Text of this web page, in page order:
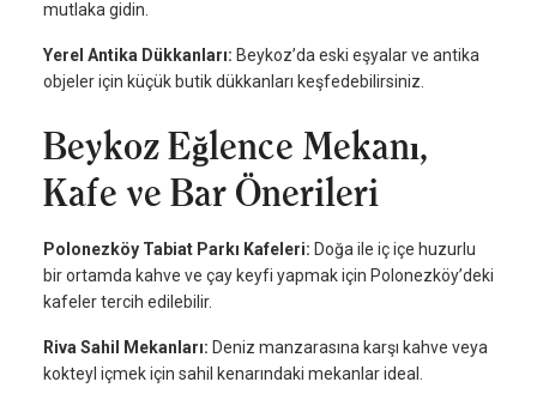
mutlaka gidin.
Yerel Antika Dükkanları: Beykoz’da eski eşyalar ve antika
objeler için küçük butik dükkanları keşfedebilirsiniz.
Beykoz Eğlence Mekanı,
Kafe ve Bar Önerileri
Polonezköy Tabiat Parkı Kafeleri: Doğa ile iç içe huzurlu
bir ortamda kahve ve çay keyfi yapmak için Polonezköy’deki
kafeler tercih edilebilir.
Riva Sahil Mekanları: Deniz manzarasına karşı kahve veya
kokteyl içmek için sahil kenarındaki mekanlar ideal.